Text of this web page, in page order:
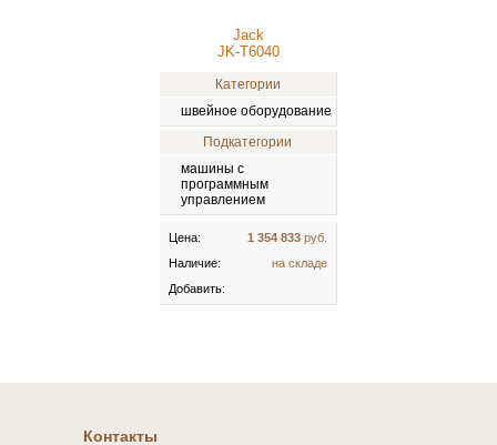
Jack
JK-T6040
Категории
швейное оборудование
Подкатегории
машины с
программным
управлением
Цена: 1 354 833руб.
Наличие:
на складе
Добавить:
Контакты